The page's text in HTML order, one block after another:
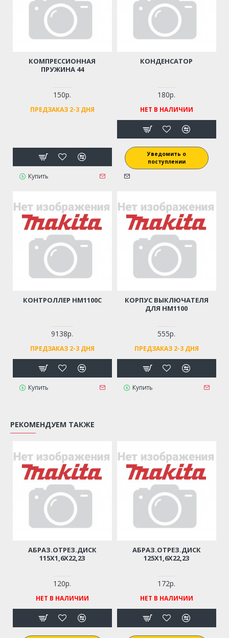
КОМПРЕССИОННАЯ
ПРУЖИНА 44
150р.
ПРЕДЗАКАЗ 2-3 ДНЯ
Купить
КОНДЕНСАТОР
180р.
НЕТ В НАЛИЧИИ
Уведомить о
поступлении
КОНТРОЛЛЕР HM1100C
9138р.
ПРЕДЗАКАЗ 2-3 ДНЯ
Купить
КОРПУС ВЫКЛЮЧАТЕЛЯ
ДЛЯ HM1100
555р.
ПРЕДЗАКАЗ 2-3 ДНЯ
Купить
РЕКОМЕНДУЕМ ТАКЖЕ
АБРАЗ.ОТРЕЗ.ДИСК
115Х1,6Х22,23
120р.
НЕТ В НАЛИЧИИ
АБРАЗ.ОТРЕЗ.ДИСК
125Х1,6Х22,23
172р.
НЕТ В НАЛИЧИИ